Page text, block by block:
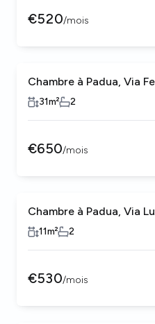
€520/mois
Chambre à Padua, Via
31m² 2
€650/mois
Chambre à Padua, Via
11m² 2
€530/mois